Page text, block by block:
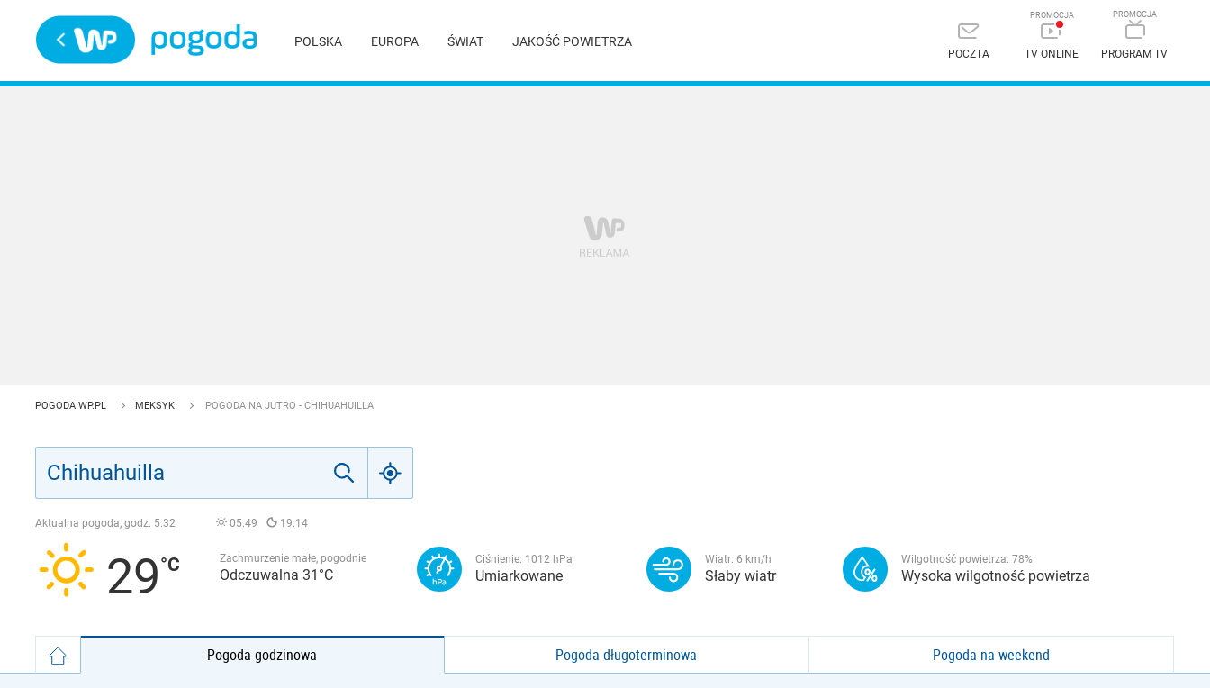
POLSKA EUROPA ŚWIAT JAKOŚĆ POWIETRZA
POCZTA TV ONLINE PROGRAM TV
POGODA WP.PL MEKSYK POGODA NA JUTRO - CHIHUAHUILLA
Aktualna pogoda, godz. 5:32 05:49 19:14
29 Zachmurzenie małe, pogodnie
Odczuwalna 31°C
Ciśnienie: 1012 hPa
Umiarkowane
Wiatr: 6 km/h
Słaby wiatr
Wilgotność powietrza: 78%
Wysoka wilgotność powietrza
Pogoda godzinowa Pogoda długoterminowa Pogoda na weekend